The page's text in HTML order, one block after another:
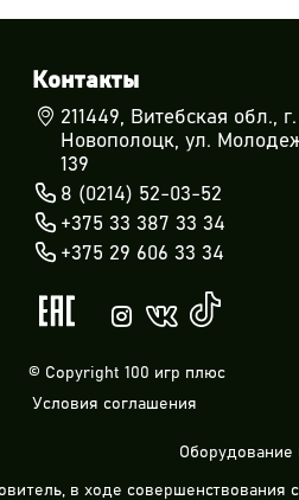
Контакты
211449, Витебская обл., г.
Новополоцк, ул.
139
8 (0214) 52-03-52
+375 33 387 33 34
+375 29 606 33 34
© Copyright 100 игр плюс
Условия соглашения
Оборудование
в ходе